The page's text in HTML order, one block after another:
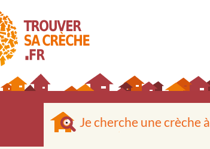
Je cherche une crèche à